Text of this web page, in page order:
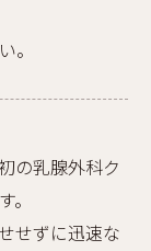
。
の乳腺外科ク
せずに迅速な